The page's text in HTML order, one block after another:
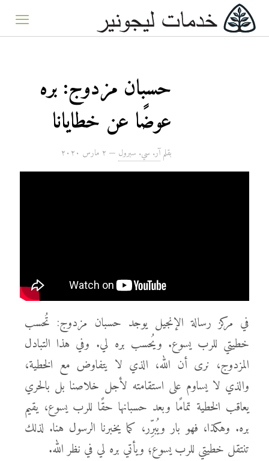
حسبان مزدوج: بره
عوضًا عن خطايانا
بقلم آر. سي. سبرول — ۲ مارس ۲۰۲۰
في مركز رسالة الإنجيل يوجد حسبان مزدوج: تُحسب
خطيتي للرب يسوع. ويُحسب بره لي. وفي هذا التبادل
المزدوج، نرى أن الله، الذي لا يتفاوض مع الخطية،
والذي لا يساوم على استقامته لأجل خلاصنا بل بالحري
يعاقب الخطية تمامًا وبعد حسبانها حقًا للرب يسوع، يقيم
بره. وهكذا، فهو بار ويُبرِّر، كما يخبرنا الرسول هنا. لذلك
تنتقل خطيتي للرب يسوع؛ ويأتي بره لي في نظر الله.